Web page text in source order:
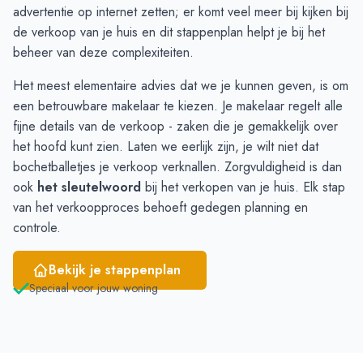
December
2
Januari
2
-
Februari
-
-
April
-
-
Mei
-
-
Juni
- 1
advertentie op internet zetten; er komt veel meer bij kijken bij
de verkoop van je huis en dit stappenplan helpt je bij het
beheer van deze complexiteiten.
Het meest elementaire advies dat we je kunnen geven, is om
een betrouwbare makelaar te kiezen. Je makelaar regelt alle
fijne details van de verkoop - zaken die je gemakkelijk over
het hoofd kunt zien. Laten we eerlijk zijn, je wilt niet dat
bochetballetjes je verkoop verknallen. Zorgvuldigheid is dan
ook het sleutelwoord bij het verkopen van je huis. Elk stap
van het verkoopproces behoeft gedegen planning en
controle.
Bekijk je stappenplan
Speciaal voor jouw woning